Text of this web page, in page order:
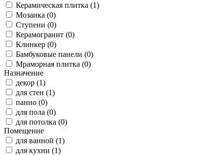
Керамическая плитка (1)
Мозаика (0)
Ступени (0)
Керамогранит (0)
Клинкер (0)
Бамбуковые панели (0)
Мраморная плитка (0)
Назначение
декор (1)
для стен (1)
панно (0)
для пола (0)
для потолка (0)
Помещение
для ванной (1)
для кухни (1)